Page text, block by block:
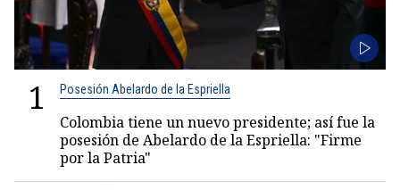
1 Posesión Abelardo de la Espriella
Colombia tiene un nuevo presidente; así fue la
posesión de Abelardo de la Espriella: "Firme
por la Patria"